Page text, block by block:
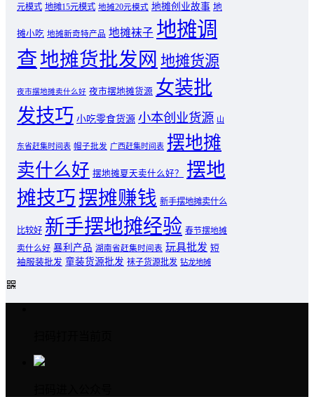
元模式 地摊15元模式 地摊20元模式 地摊创业故事 地
摊小吃 地摊新奇特产品 地摊袜子 地摊调
查地摊货批发网 地摊货源
夜市摆地摊卖什么好 夜市摆地摊货源 女装批
发技巧 小吃零食货源 小本创业货源 山
东省赶集时间表 帽子批发 广西赶集时间表 摆地摊
卖什么好 摆地摊夏天卖什么好？
摆地
摊技巧摆摊赚钱 新手摆地摊卖什么
比较好 新手摆地摊经验 春节摆地摊
卖什么好 暴利产品 湖南省赶集时间表 玩具批发 短
袖服装批发 童装货源批发 袜子货源批发 钻龙地摊